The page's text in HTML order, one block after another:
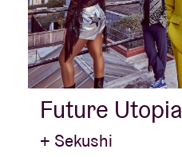
Future Utopia
+ Sekushi